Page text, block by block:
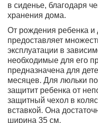
в сиденье, благодаря
хранения дома.
От рождения ребенка и
предоставляет
эксплуатации в
необходимые для его
предназначена для
месяцев. Для люльки
защитит ребенка от
защитный чехол в
вставкой. Она
ширина 35 см.